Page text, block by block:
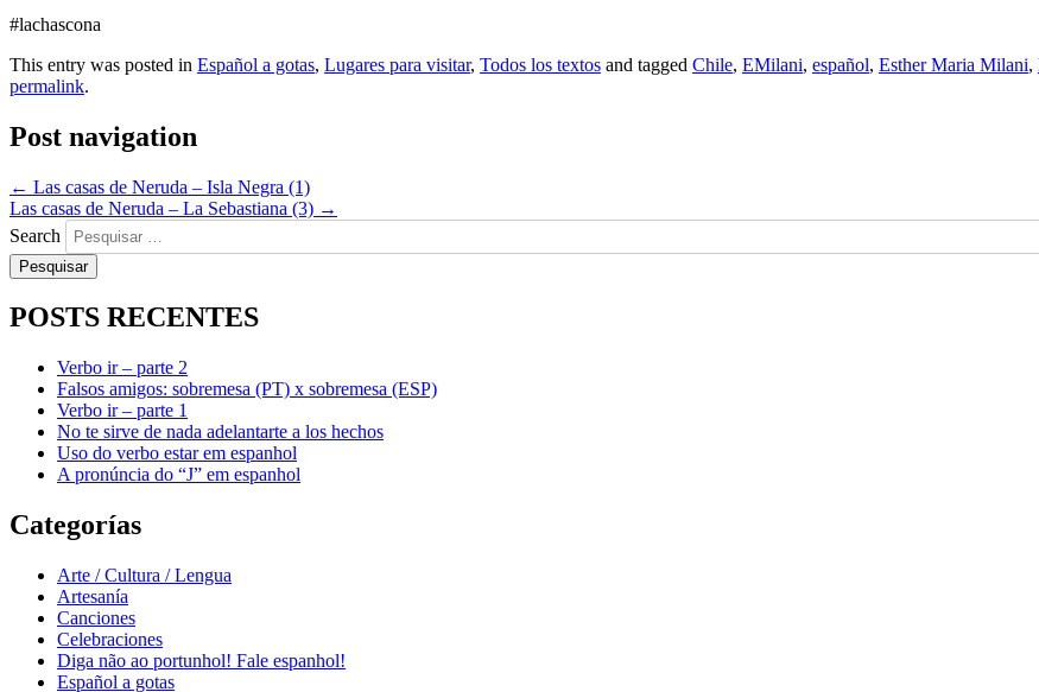
#lachascona
This entry was posted in
, Lugares para visitar, Todos los textos and tagged Chile, EMilani, español, Esther Maria Milani,
permalink.
Post navigation
← Las casas de Neruda – Isla Negra (1)
Las casas de Neruda – La Sebastiana (3) →
Search
POSTS RECENTES
Verbo ir – parte 2
Falsos amigos: sobremesa (PT) x sobremesa (ESP)
Verbo ir – parte 1
No te sirve de nada adelantarte a los hechos
Uso do verbo estar em espanhol
A pronúncia do “J” em espanhol
Categorías
Arte / Cultura / Lengua
Artesanía
Canciones
Celebraciones
Diga não ao portunhol! Fale espanhol!